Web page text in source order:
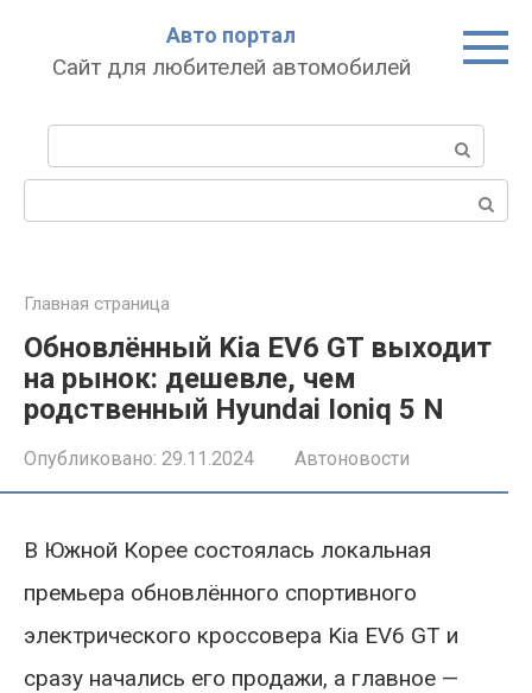
Авто портал
Сайт для любителей автомобилей
Главная страница
Обновлённый Kia EV6 GT выходит
на рынок: дешевле, чем
родственный Hyundai Ioniq 5 N
Опубликовано: 29.11.2024 Автоновости
В Южной Корее состоялась локальная
премьера обновлённого спортивного
электрического кроссовера Kia EV6 GT и
сразу начались его продажи, а главное —